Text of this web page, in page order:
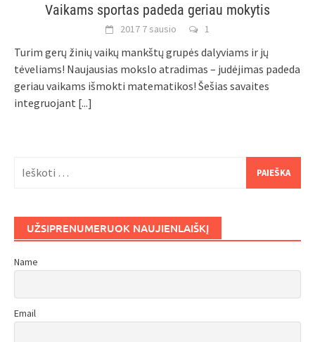
Vaikams sportas padeda geriau mokytis
2017 7 sausio 1
Turim gerų žinių vaikų mankštų grupės dalyviams ir jų
tėveliams! Naujausias mokslo atradimas – judėjimas padeda
geriau vaikams išmokti matematikos! Šešias savaites
integruojant [...]
UŽSIPRENUMERUOK NAUJIENLAIŠKĮ
Name
Email